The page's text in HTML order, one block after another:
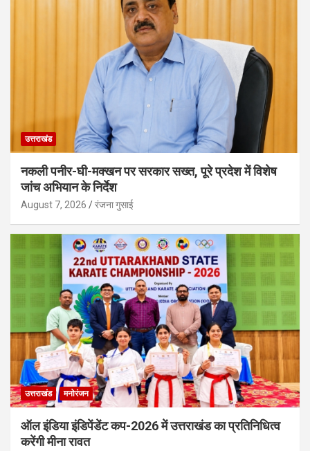
उत्तराखंड
नकली पनीर-घी-मक्खन पर सरकार सख्त, पूरे प्रदेश में विशेष
जांच अभियान के निर्देश
August 7, 2026 रंजना गुसाई
उत्तराखंड मनोरंजन
ऑल इंडिया इंडिपेंडेंट कप-2026 में उत्तराखंड का प्रतिनिधित्व
करेंगी मीना रावत